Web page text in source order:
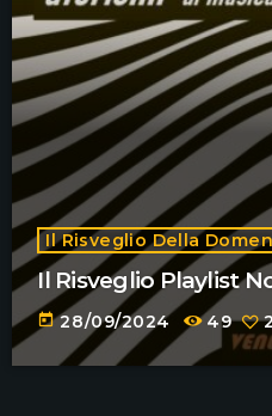
Il Risveglio Della
Il Risveglio Playlist
today 28/09/2024 49